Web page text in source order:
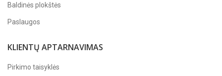
Baldinės plokštės
Paslaugos
KLIENTŲ APTARNAVIMAS
Pirkimo taisyklės